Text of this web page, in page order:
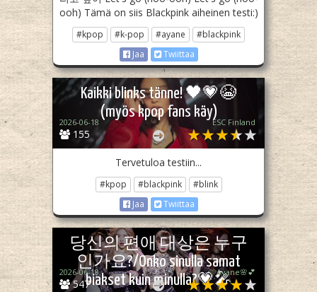
ooh) Tämä on siis Blackpink aiheinen testi:)
#kpop #k-pop #ayane
#blackpink
Jaa
Twiittaa
Kaikki blinks tänne! 🖤💗😭
(myös kpop fans käy)
155
2026-06-18 ESC Finland
Tervetuloa testiin...
#kpop #blackpink
#blink
Jaa
Twiittaa
당신의 편애 대상은 누구
인가요?/Onko sinulla samat
biakset kuin minulla?💗🎤
547
2026-06-18 🩷Ayane🌸💕